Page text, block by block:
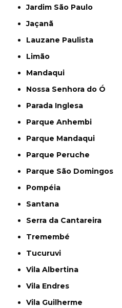
Jardim São Paulo
Jaçanã
Lauzane Paulista
Limão
Mandaqui
Nossa Senhora do Ó
Parada Inglesa
Parque Anhembi
Parque Mandaqui
Parque Peruche
Parque São Domingos
Pompéia
Santana
Serra da Cantareira
Tremembé
Tucuruvi
Vila Albertina
Vila Endres
Vila Guilherme